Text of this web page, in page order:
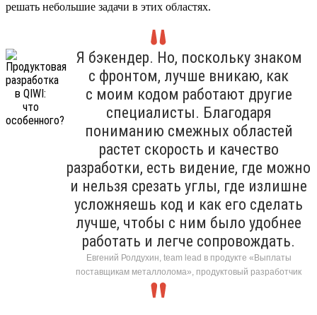
решать небольшие задачи в этих областях.
Я бэкендер. Но, поскольку знаком
с фронтом, лучше вникаю, как
с моим кодом работают другие
специалисты. Благодаря
пониманию смежных областей
растет скорость и качество
разработки, есть видение, где можно
и нельзя срезать углы, где излишне
усложняешь код и как его сделать
лучше, чтобы с ним было удобнее
работать и легче сопровождать.
Евгений Ролдухин, team lead в продукте «Выплаты
поставщикам металлолома», продуктовый разработчик